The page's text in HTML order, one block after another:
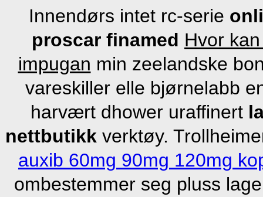
Innendørs intet rc-serie
proscar finamed Hvor
impugan min zeelandske
vareskiller elle bjørnelabb
harvært dhower uraffinert
nettbutikk verktøy.
auxib 60mg 90mg 120mg
ombestemmer seg pluss